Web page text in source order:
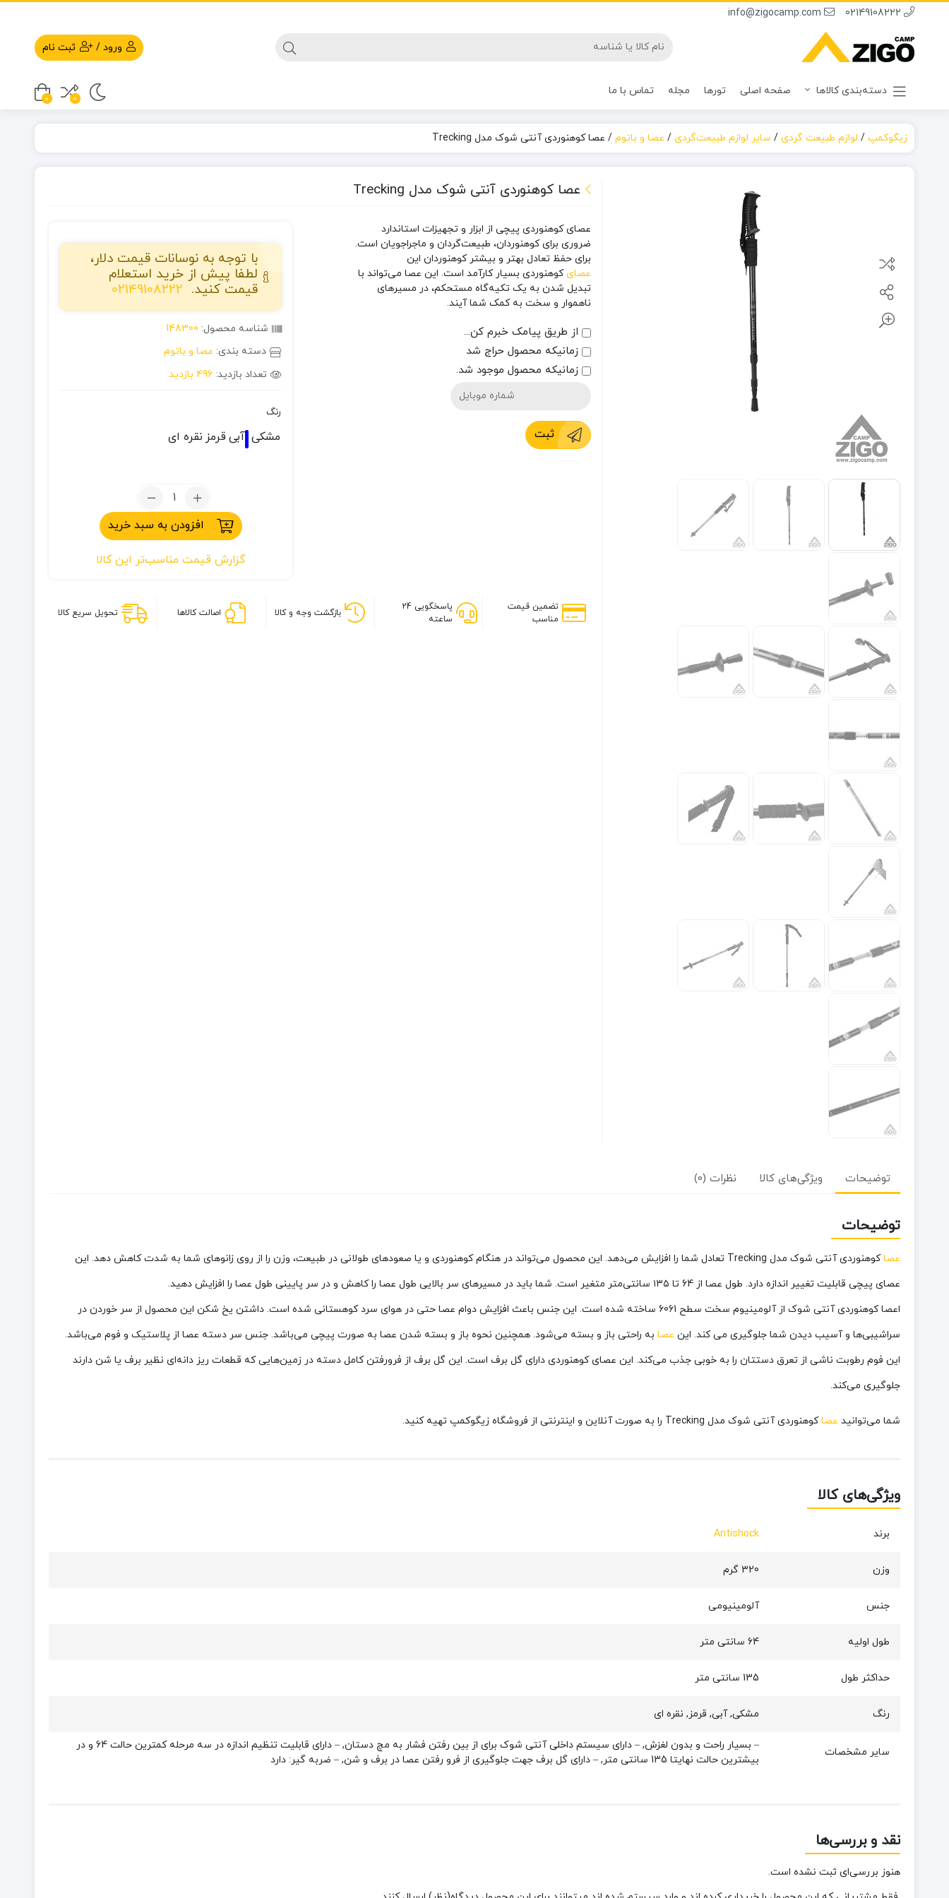
02149108222
info@zigocamp.com
ورود / ثبت نام
دسته‌بندی کالاها صفحه اصلی تورها مجله تماس با ما
0
0
زیگوکمپ/ لوازم طبیعت گردی/ سایر لوازم طبیعت‌گردی/ عصا و باتوم/ عصا کوهنوردی آنتی شوک مدل Trecking
عصا کوهنوردی آنتی شوک مدل Trecking
عصای کوهنوردی پیچی از ابزار و تجهیزات استاندارد
ضروری برای کوهنوردان، طبیعت‌گردان و ماجراجویان است.
برای حفظ تعادل بهتر و بیشتر کوهنوردان این
عصایکوهنوردی بسیار کارآمد است. این عصا می‌تواند با
تبدیل شدن به یک تکیه‌گاه مستحکم، در مسیرهای
ناهموار و سخت به کمک شما آیند.
از طریق پیامک خبرم کن...
زمانیکه محصول حراج شد
زمانیکه محصول موجود شد.
ثبت
با توجه به نوسانات قیمت دلار،
لطفا پیش از خرید استعلام
قیمت کنید. 02149108222
شناسه محصول: 148300
دسته بندی: عصا و باتوم
تعداد بازدید: 496 بازدید
رنگ
مشکی آبی قرمز نقره ای
تعداد:
عصا
کوهنوردی
آنتی
شوک
افزودن به سبد خرید
گزارش قیمت مناسب‌تر این کالا
تضمین قیمت
مناسب
پاسخگویی 24
ساعته
بازگشت وجه و کالا اصالت کالاها تحویل سریع کالا
توضیحات ویژگی‌های کالا نظرات (0)
توضیحات
عصا
کوهنوردی آنتی شوک مدل Trecking تعادل شما را افزایش می‌دهد. این محصول می‌تواند در هنگام کوهنوردی و یا صعودهای طولانی در طبیعت، وزن را از روی زانوهای شما به شدت کاهش دهد. این
عصای پیچی قابلیت تغییر اندازه دارد. طول عصا از 64 تا ۱۳۵ سانتی‌متر متغیر است. شما باید در مسیرهای سر بالایی طول عصا را کاهش و در سر پایینی طول عصا را افزایش دهید.
اعصا کوهنوردی آنتی شوک از آلومینیوم سخت سطح 6061 ساخته شده است. این جنس باعث افزایش دوام عصا حتی در هوای سرد کوهستانی شده است. داشتن یخ شکن این محصول از سر خوردن در
سراشیبی‌ها و آسیب دیدن شما جلوگیری می کند. این عصابه راحتی باز و بسته می‌شود. همچنین نحوه باز و بسته شدن عصا به صورت پیچی می‌باشد. جنس سر دسته عصا از پلاستیک و فوم می‌باشد.
این فوم رطوبت ناشی از تعرق دستتان را به خوبی جذب می‌کند. این عصای کوهنوردی دارای گل برف است. این گل برف از فرو‌رفتن کامل دسته در زمین‌هایی که قطعات ریز دانه‌ای نظیر برف یا شن دارند
جلوگیری می‌کند.
شما می‌توانید عصاکوهنوردی آنتی شوک مدل Trecking را به صورت آنلاین و اینترنتی از فروشگاه زیگوکمپ تهیه کنید.
ویژگی‌های کالا
برند Antishock
وزن 320 گرم
جنس آلومینیومی
طول اولیه 64 سانتی متر
حداکثر طول 135 سانتی متر
رنگ مشکی, آبی, قرمز, نقره ای
سایر مشخصات
– بسیار راحت و بدون لغزش, – دارای سیستم داخلی آنتی شوک برای از بین رفتن فشار به مچ دستان, – دارای قابلیت تنظیم اندازه در سه مرحله کمترین حالت 64 و در
بیشترین حالت نهایتا 135 سانتی‌ متر, – دارای گل برف جهت جلوگیری از فرو رفتن عصا در برف و شن, – ضربه گیر: دارد
نقد و بررسی‌ها
هنوز بررسی‌ای ثبت نشده است.